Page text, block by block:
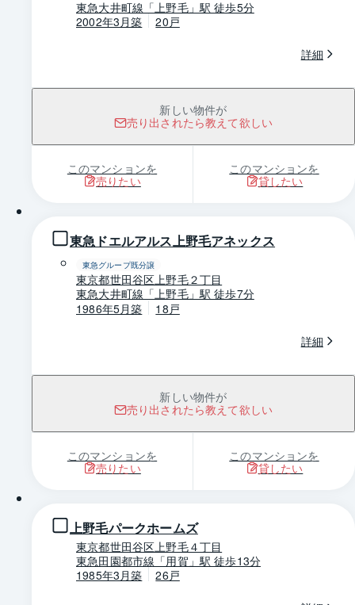
東急大井町線「上野毛」駅 徒歩5分
2002年3月築
20戸
詳細
新しい物件が
売り出されたら教えて欲しい
このマンションを
売りたい
このマンションを
貸したい
東急ドエルアルス上野毛アネックス
東急グループ既分譲
東京都世田谷区上野毛２丁目
東急大井町線「上野毛」駅 徒歩7分
1986年5月築
18戸
詳細
新しい物件が
売り出されたら教えて欲しい
このマンションを
売りたい
このマンションを
貸したい
上野毛パークホームズ
東京都世田谷区上野毛４丁目
東急田園都市線「用賀」駅 徒歩13分
1985年3月築
26戸